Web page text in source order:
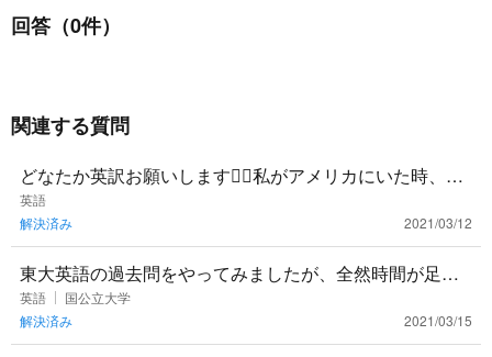
回答（0件）
関連する質問
どなたか英訳お願いします🙇‍♂️私がアメリカにいた時、学
生が高齢の方の手をとって、交通量の多い通りを渡るの
を助けてあげて
英語
解決済み
2021/03/12
東大英語の過去問をやってみましたが、全然時間が足り
ません… 解く順番のセオリーとかあれば、その理由と一
緒に教えてほしいで
英語
国公立大学
解決済み
2021/03/15